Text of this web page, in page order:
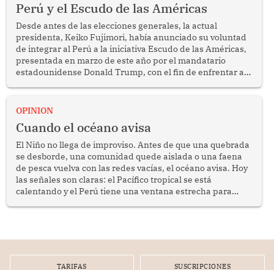
Perú y el Escudo de las Américas
Desde antes de las elecciones generales, la actual
presidenta, Keiko Fujimori, había anunciado su voluntad
de integrar al Perú a la iniciativa Escudo de las Américas,
presentada en marzo de este año por el mandatario
estadounidense Donald Trump, con el fin de enfrentar al
OPINION
Cuando el océano avisa
El Niño no llega de improviso. Antes de que una quebrada
se desborde, una comunidad quede aislada o una faena
de pesca vuelva con las redes vacías, el océano avisa. Hoy
las señales son claras: el Pacífico tropical se está
calentando y el Perú tiene una ventana estrecha para
TARIFAS SUSCRIPCIONES